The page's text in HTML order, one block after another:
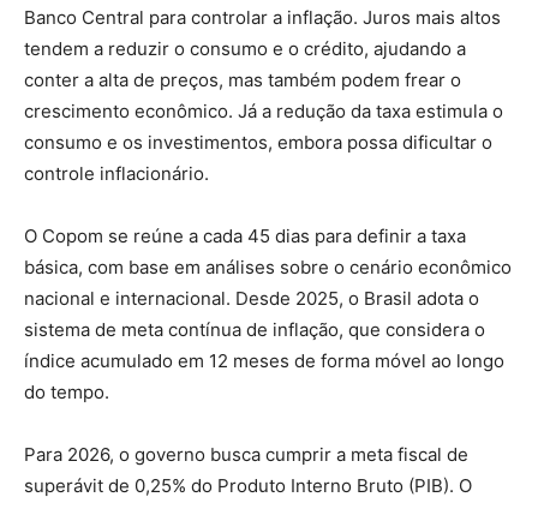
Banco Central para controlar a inflação. Juros mais altos
tendem a reduzir o consumo e o crédito, ajudando a
conter a alta de preços, mas também podem frear o
crescimento econômico. Já a redução da taxa estimula o
consumo e os investimentos, embora possa dificultar o
controle inflacionário.
O Copom se reúne a cada 45 dias para definir a taxa
básica, com base em análises sobre o cenário econômico
nacional e internacional. Desde 2025, o Brasil adota o
sistema de meta contínua de inflação, que considera o
índice acumulado em 12 meses de forma móvel ao longo
do tempo.
Para 2026, o governo busca cumprir a meta fiscal de
superávit de 0,25% do Produto Interno Bruto (PIB). O